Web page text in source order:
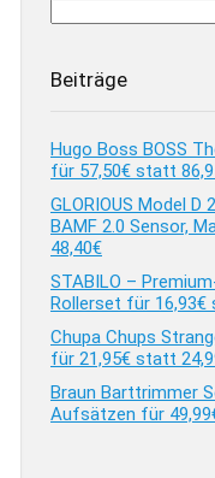
Beiträge
Hugo Boss BOSS
für 57,50€ statt
GLORIOUS Model D
BAMF 2.0 Sensor,
48,40€
STABILO –
Rollerset für 16,93€
Chupa Chups
für 21,95€ statt
Braun Barttrimmer
Aufsätzen für